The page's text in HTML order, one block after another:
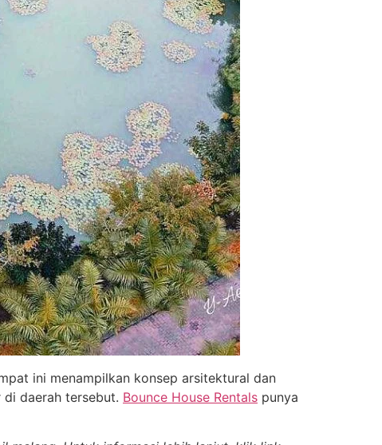
ini menampilkan konsep arsitektural dan
daerah tersebut. Bounce House Rentals punya